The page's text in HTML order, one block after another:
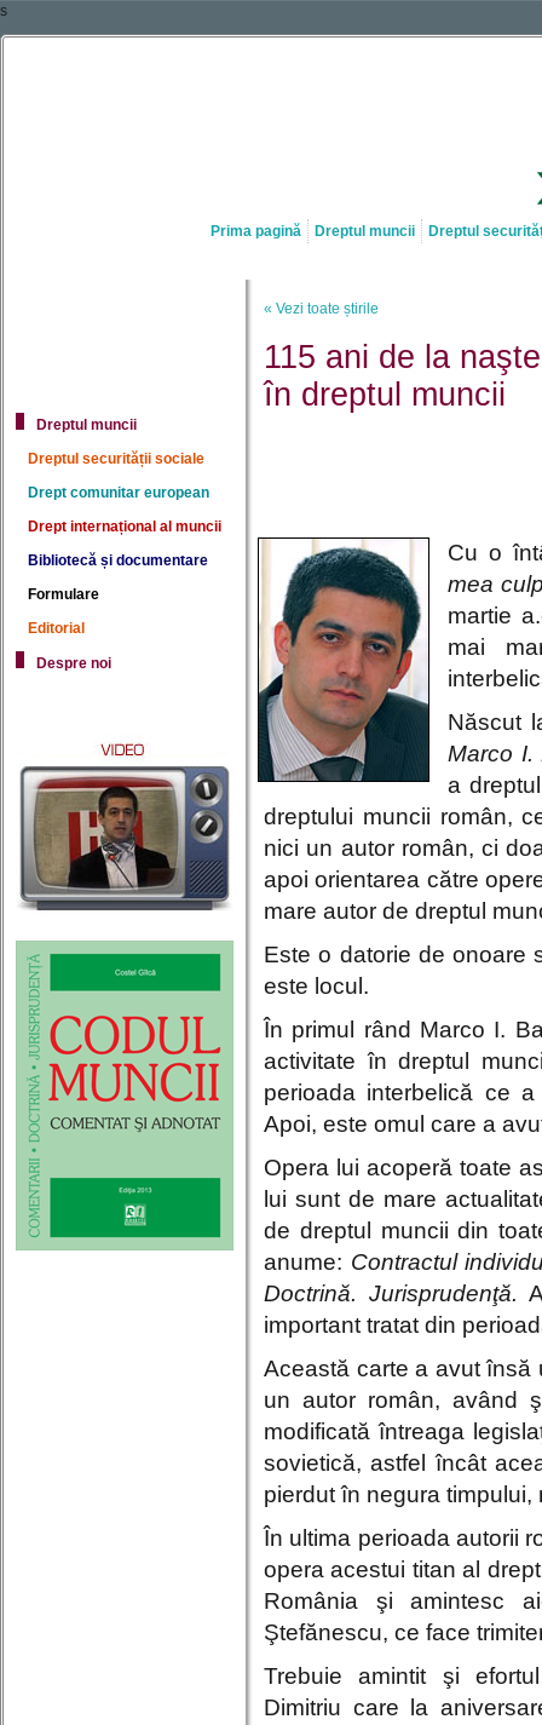
s
Prima pagină Dreptul muncii Dreptul
« Vezi toate știrile
115 ani de la
în dreptul muncii
Cu o
mea
martie
mai
Născut
Marco I.
a
dreptului muncii român,
nici un autor român, ci
apoi orientarea către
mare autor de dreptul
Este o datorie de onoare
este locul.
În primul rând Marco I.
activitate în dreptul
perioada interbelică ce
Apoi, este omul care a
Opera lui acoperă toate
lui sunt de mare
de dreptul muncii din
anume: Contractul
Doctrină. Jurisprudenţă.
important tratat din
Această carte a avut însă
un autor român, având
modificată întreaga
sovietică, astfel încât
pierdut în negura
În ultima perioada autorii
opera acestui titan al
România şi amintesc
Ştefănescu, ce face
Trebuie amintit şi
Dimitriu care la
Dreptul muncii
Dreptul securității sociale
Drept comunitar european
Drept internațional al muncii
Bibliotecă și documentare
Formulare
Editorial
Despre noi